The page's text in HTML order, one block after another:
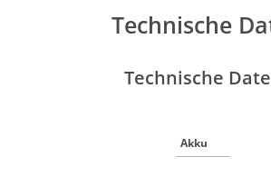
Technische
Technische
Akku